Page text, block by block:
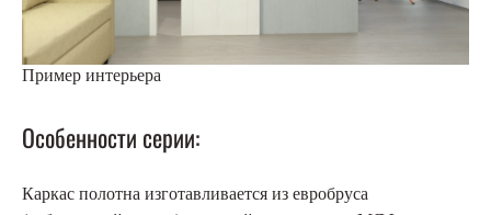
Пример интерьера
Особенности серии:
Каркас полотна изготавливается из евробруса